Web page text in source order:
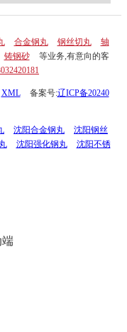
合金钢丸 钢丝切丸
轴
铸钢砂
等业务,有意向的客
XML 备案号:辽ICP备20240
沈阳合金钢丸
沈阳钢丝
沈阳强化钢丸
沈阳不锈
端